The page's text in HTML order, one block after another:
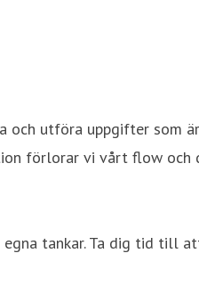
utföra uppgifter som
förlorar vi vårt flow
tankar. Ta dig tid till